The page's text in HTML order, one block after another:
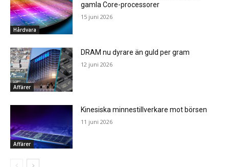
Hårdvara
gamla Core-processorer
15 juni 2026
Affärer
DRAM nu dyrare än guld per gram
12 juni 2026
Affärer
Kinesiska minnestillverkare mot börsen
11 juni 2026